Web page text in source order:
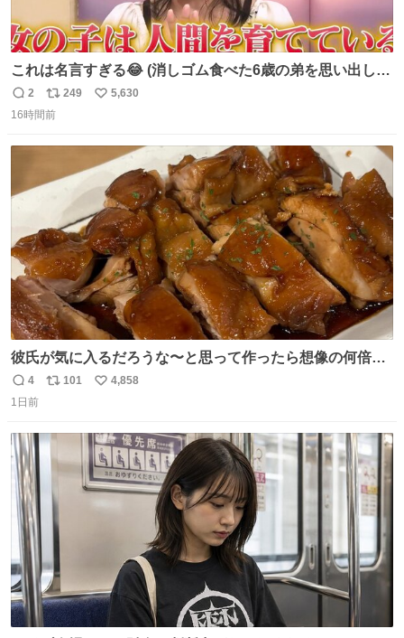
これは名言すぎる😂 (消しゴム食べた6歳の弟を思い出しな
がら)
返
信
2
リ
ポ
数
249
い
数
5,630
16時間前
彼氏が気に入るだろうな〜と思って作ったら想像の何倍も
美味しい美味しい言ってくれて嬉しい
返
信
4
リ
ト
101
い
数
4,858
1日前